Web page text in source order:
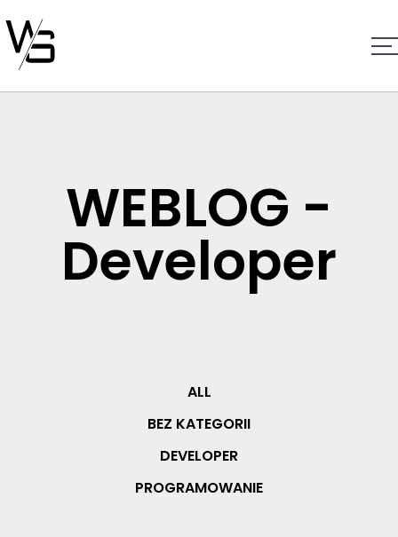
WEBLOG -
Developer
ALL
BEZ KATEGORII
DEVELOPER
PROGRAMOWANIE